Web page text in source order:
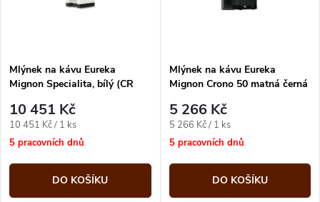
p
r
o
d
s
p
r
o
Mlýnek na kávu Eureka
Mignon Specialita, bílý (CR
10 451 Kč
Měrná
cena:
10 451 Kč / 1 ks
5 pracovních dnů
DO KOŠÍKU
Mlýnek na kávu Eureka
Mignon Crono 50 matná černá
5 266 Kč
Měrná
cena:
5 266 Kč / 1 ks
5 pracovních dnů
DO KOŠÍKU